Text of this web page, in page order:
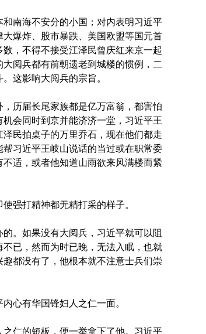
南海不安分的小国；对内表明习近平
爆炸、股市暴跌、美国欧盟等国元首
，不得不接受江泽民曾庆红来京一起
阅兵都有前朝遗老到城楼的惯例，二
这影响大阅兵的宗旨。
历届长尾家族都是亿万富翁，都害怕
会同时到京并能济济一堂，习近平王
民拍桌子的万里乔石，现在他们都走
习近平王岐山说话的当过或在职常委
适，或者他知道山雨欲来风满楼而紧
强打精神都无精打采的样子。
。如果没有大阅兵，习近平就可以阻
已，然而为时已晚，无法入眠，也就
都没有了，他根本就不注意士兵们崇
心有华国锋妇人之仁一面。
仁的短板，便一举拿下了他。习近平